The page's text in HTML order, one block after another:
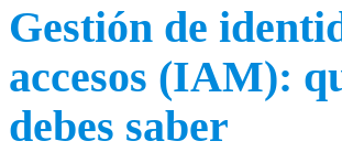
Gestión de
accesos (IAM):
debes saber